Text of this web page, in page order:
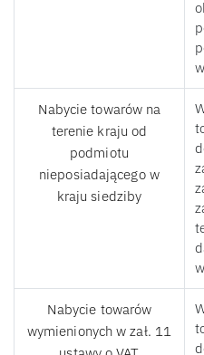
Nabycie towarów na
terenie kraju od
podmiotu
nieposiadającego w
kraju siedziby
Nabycie towarów
wymienionych w zał. 11